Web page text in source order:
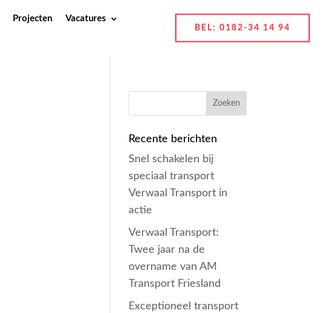
Projecten
Vacatures
BEL: 0182-34 14 94
Recente berichten
Snel schakelen bij
speciaal transport
Verwaal Transport in
actie
Verwaal Transport:
Twee jaar na de
overname van AM
Transport Friesland
Exceptioneel transport